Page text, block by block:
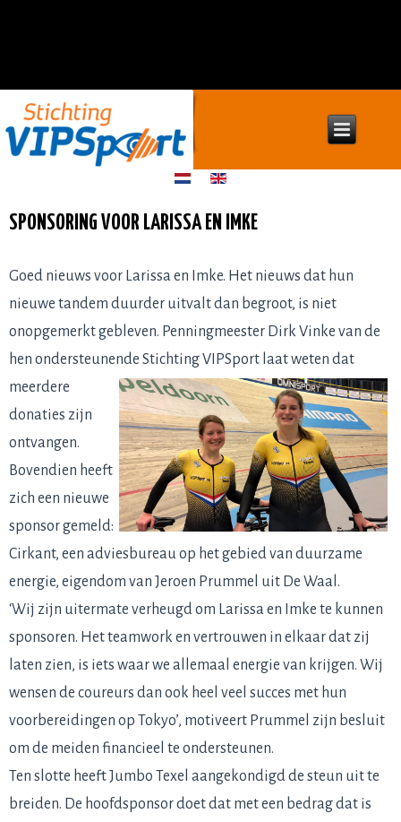
SPONSORING VOOR LARISSA EN IMKE
Goed nieuws voor Larissa en Imke. Het nieuws dat hun
nieuwe tandem duurder uitvalt dan begroot, is niet
onopgemerkt gebleven. Penningmeester Dirk Vinke van de
hen ondersteunende StichtingVIPSport laat weten dat
meerdere
donaties zijn
ontvangen.
Bovendien heeft
zich een nieuwe
sponsor gemeld:
Cirkant, een adviesbureau op het gebied van duurzame
energie, eigendom van Jeroen Prummel uit De Waal.
‘Wij zijn uitermate verheugd om Larissa en Imke te kunnen
sponsoren. Het teamwork en vertrouwen in elkaar dat zij
laten zien, is iets waar we allemaal energie van krijgen. Wij
wensen de coureurs dan ook heel veel succes met hun
voorbereidingen op Tokyo’, motiveert Prummel zijn besluit
om de meiden financieel te ondersteunen.
Ten slotte heeft Jumbo Texel aangekondigd de steun uit te
breiden. De hoofdsponsor doet dat met een bedrag dat is